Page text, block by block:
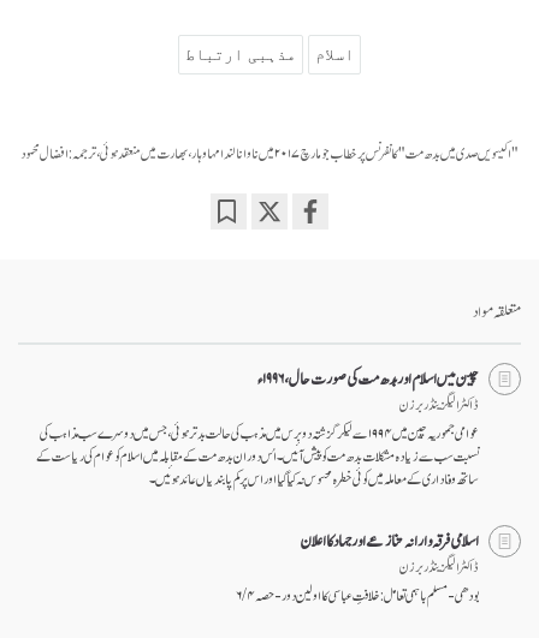
اسلام مذہبی ارتباط
"اکیسویں صدی میں بدھ مت" کانفرنس پر خطاب جو مارچ ۲۰۱۷ میں ناوا نالندا مہاوہار، بھارت میں منعقد ہوئی، ترجمہ: افضال محمود
متعلقہ مواد
چین میں اسلام اور بدھ مت کی صورت حال، ۱۹۹۶ء
ڈاکٹر الیگزینڈر برزن
عوامی جمہوریہ چین میں ۱۹۹۴ سے لیکر گزشتہ دو برس میں مذہب کی حالت بد تر ہوئی، جس میں دوسرے سب مذاہب کی
نسبت سب سے زیادہ مشکلات بدھ مت کو پیش آئیں۔ اُس دوران بدھ مت کے مقابلہ میں اسلام کو عوام کی ریاست کے
ساتھ وفاداری کے معاملہ میں کوئی خطرہ محسوس نہ کیا گیا اور اس پر کم پابندیاں عائد ہوئیں۔
اسلامی فرقہ وارانہ تنازعے اور جہاد کا اعلان
ڈاکٹر الیگزینڈر برزن
بودھی-مسلم باہمی تعامل: خلافتِ عباسی کا اولین دور - حصہ ۴ / ۶